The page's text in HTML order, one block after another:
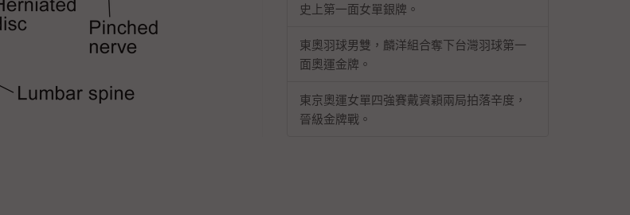
史上第一面女單銀牌。
東奧羽球男雙，麟洋組合奪下台灣羽球第一
面奧運金牌。
東京奧運女單四強賽戴資穎兩局拍落辛度，
晉級金牌戰。